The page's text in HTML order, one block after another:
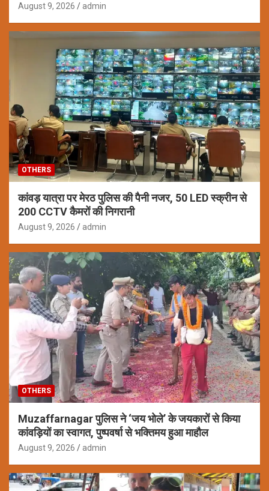
August 9, 2026 admin
OTHERS
कांवड़ यात्रा पर मेरठ पुलिस की पैनी नजर, 50 LED स्क्रीन से
200 CCTV कैमरों की निगरानी
August 9, 2026 admin
OTHERS
Muzaffarnagar पुलिस ने ‘जय भोले’ के जयकारों से किया
कांवड़ियों का स्वागत, पुष्पवर्षा से भक्तिमय हुआ माहौल
August 9, 2026 admin